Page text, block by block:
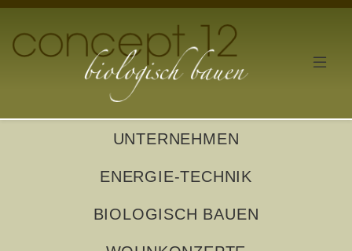
UNTERNEHMEN
ENERGIE-TECHNIK
BIOLOGISCH BAUEN